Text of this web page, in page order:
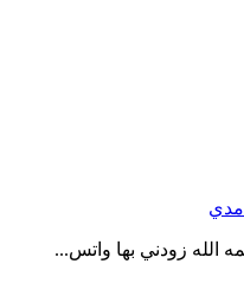
الله زودني بها واتس...